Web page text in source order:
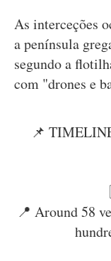
As interceções
a península
segundo a
com "drones e
📌
📍 Around 58